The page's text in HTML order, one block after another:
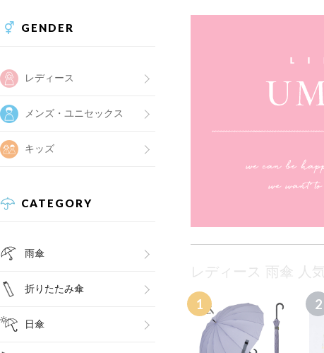
GENDER
レディース
メンズ・ユニセックス
キッズ
CATEGORY
雨傘
折りたたみ傘
日傘
レディース 雨傘 人